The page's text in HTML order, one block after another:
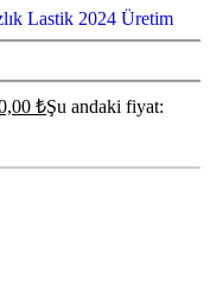
Lastik 2024 Üretim
₺Şu andaki fiyat: